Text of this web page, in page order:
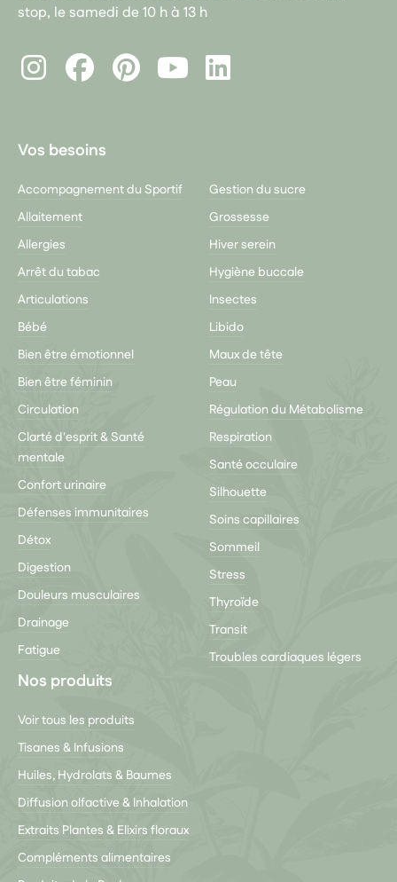
stop, le samedi de 10 h à 13 h
InstagramFacebookPinterest
LinkedIn
Vos besoins
Accompagnement du Sportif
Allaitement
Allergies
Arrêt du tabac
Articulations
Bébé
Bien être émotionnel
Bien être féminin
Circulation
Clarté d'esprit & Santé
mentale
Confort urinaire
Défenses immunitaires
Détox
Digestion
Douleurs musculaires
Drainage
Fatigue
Gestion du sucre
Grossesse
Hiver serein
Hygiène buccale
Insectes
Libido
Maux de tête
Peau
Régulation du Métabolisme
Respiration
Santé occulaire
Silhouette
Soins capillaires
Sommeil
Stress
Thyroïde
Transit
Troubles cardiaques légers
Nos produits
Voir tous les produits
Tisanes & Infusions
Huiles, Hydrolats & Baumes
Diffusion olfactive & Inhalation
Extraits Plantes & Elixirs floraux
Compléments alimentaires